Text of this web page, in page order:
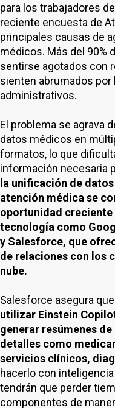
para los trabajadores
reciente encuesta de
principales causas de
médicos. Más del 90%
sentirse agotados con
sienten abrumados
administrativos.
El problema se agrava
datos médicos en
formatos, lo que
información necesaria
la unificación de
atención médica se
oportunidad creciente
tecnología como
y Salesforce, que
de relaciones con los
nube.
Salesforce asegura que
utilizar Einstein
generar resúmenes
detalles como
servicios clínicos,
hacerlo con
tendrán que perder
componentes de